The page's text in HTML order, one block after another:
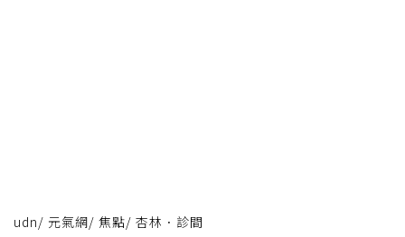
udn/ 元氣網/ 焦點/ 杏林．診間